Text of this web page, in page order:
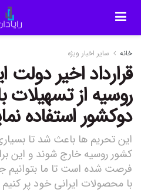
خانه سایر اخبار ویژه
قرارداد اخیر دولت
روسیه از تسهیلات
دوکشور استفاده
این تحریم ها باعث شد تا
کشور روسیه خارج شوند و این
فرصت شده است تا ما بتوانیم
با محصولات ایرانی خود پر کنیم